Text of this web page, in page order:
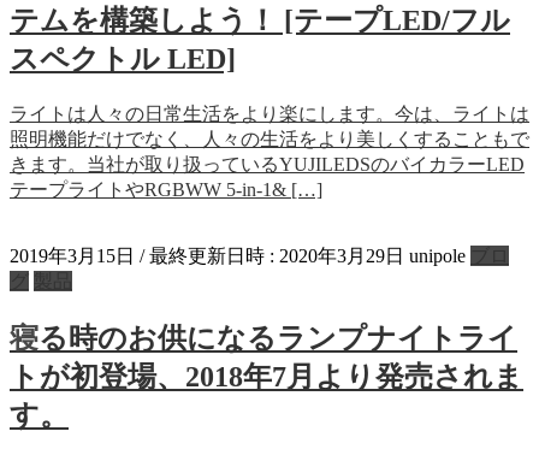
テムを構築しよう！ [テープLED/フル
スペクトル LED]
ライトは人々の日常生活をより楽にします。今は、ライトは
照明機能だけでなく、人々の生活をより美しくすることもで
きます。当社が取り扱っているYUJILEDSのバイカラーLED
テープライトやRGBWW 5-in-1& […]
2019年3月15日 / 最終更新日時 : 2020年3月29日 unipole
寝る時のお供になるランプナイトライ
トが初登場、2018年7月より発売されま
す。